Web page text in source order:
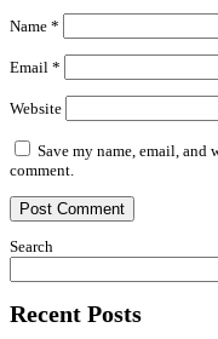
Name *
Email *
Website
Save my name, email, and
comment.
Search
Recent Posts